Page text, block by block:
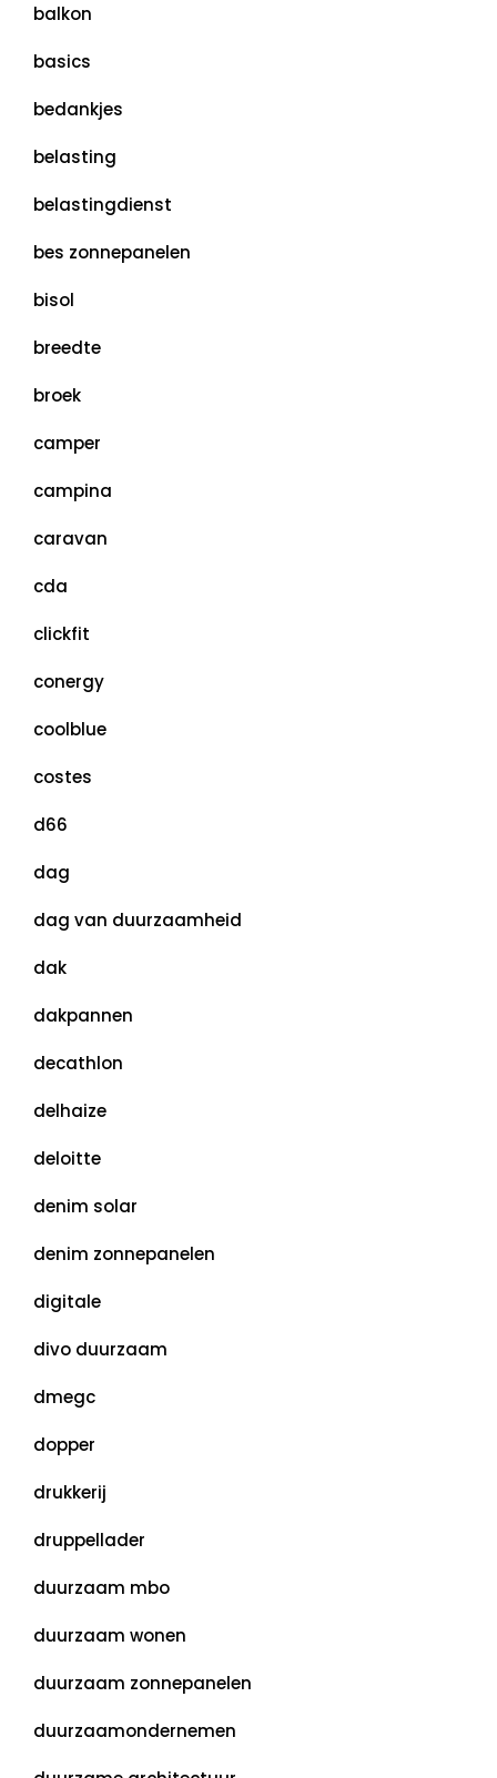
balkon
basics
bedankjes
belasting
belastingdienst
bes zonnepanelen
bisol
breedte
broek
camper
campina
caravan
cda
clickfit
conergy
coolblue
costes
d66
dag
dag van duurzaamheid
dak
dakpannen
decathlon
delhaize
deloitte
denim solar
denim zonnepanelen
digitale
divo duurzaam
dmegc
dopper
drukkerij
druppellader
duurzaam mbo
duurzaam wonen
duurzaam zonnepanelen
duurzaamondernemen